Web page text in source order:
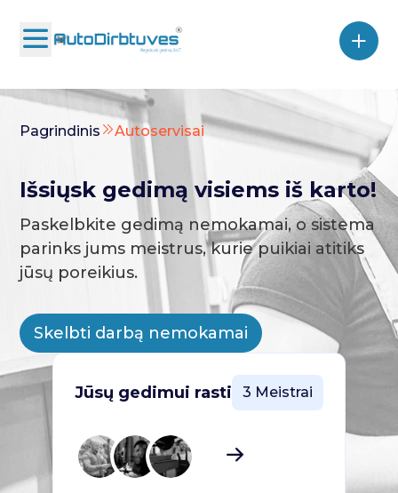
Pagrindinis Autoservisai
Išsiųsk gedimą visiems iš karto!
Paskelbkite gedimą nemokamai, o sistema
parinks jums meistrus, kurie puikiai atitiks
jūsų poreikius.
Skelbti darbą nemokamai
Jūsų gedimui rasti 3 Meistrai